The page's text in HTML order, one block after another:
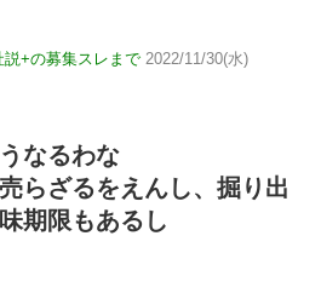
+の募集スレまで 2022/11/30(水)
なるわな
らざるをえんし、掘り出
期限もあるし